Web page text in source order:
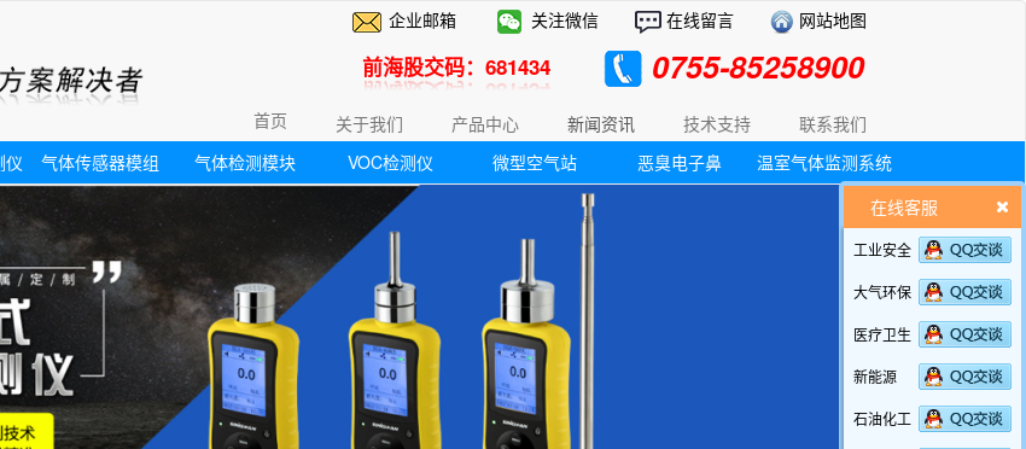
企业邮箱 关注微信 在线留言 网站地图
前海股交码：681434 0755-85258900
首页 关于我们 产品中心 新闻资讯 技术支持
联系我们
仪 气体传感器模组 气体检测模块 VOC检测仪 微型空气站 恶臭电子鼻 温室气体监测系统
在线客服
工业安全
大气环保
医疗卫生
新能源
石油化工